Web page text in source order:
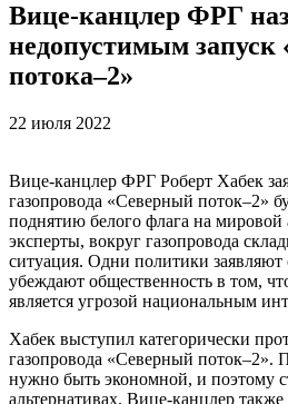
Вице-канцлер ФРГ
недопустимым запуск
потока–2»
22 июля 2022
Вице-канцлер ФРГ Роберт Хабек
газопровода «Северный поток–2»
поднятию белого флага на
эксперты, вокруг газопровода
ситуация. Одни политики заявляют
убеждают общественность в том,
является угрозой национальным
Хабек выступил категорически
газопровода «Северный поток–2».
нужно быть экономной, и поэтому
альтернативах. Вице-канцлер также